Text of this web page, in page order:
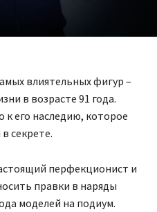
влиятельных фигур –
в возрасте 91 года.
его наследию, которое
секрете.
перфекционист и
правки в наряды
моделей на подиум.